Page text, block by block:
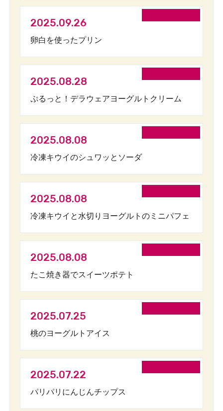
2025.09.26
卵白を使ったプリン
2025.08.28
ぷるっと！デラウェアヨーグルトクリーム
2025.08.08
冷凍キウイのシュワッとソーダ
2025.08.08
冷凍キウイと水切りヨーグルトのミニパフェ
2025.08.08
たこ焼き器でスイーツポテト
2025.07.25
桃のヨーグルトアイス
2025.07.22
パリパリにんじんチップス